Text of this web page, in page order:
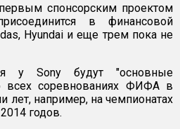
спонсорским проектом
в финансовой
Hyundai и еще трем пока не
у Sony будут "основные
всех соревнованиях ФИФА в
лет, например, на чемпионатах
годов.